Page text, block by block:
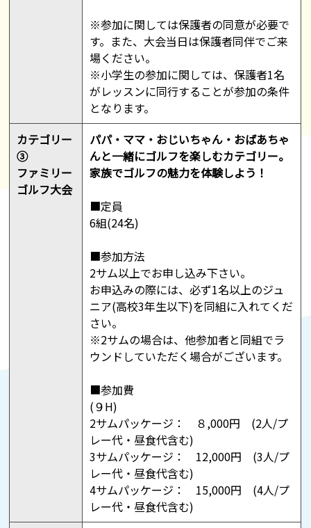
※参加に関しては保護者の同意が必要で
す。また、大会当日は保護者同伴でご来
場ください。
※小学生の参加に関しては、保護者1名
がレッスンに同行することが参加の条件
となります。
カテゴリー
③
ファミリー
ゴルフ大会
パパ・ママ・おじいちゃん・おばあちゃ
んと一緒にゴルフを楽しむカテゴリー。
家族でゴルフの魅力を体験しよう！
■定員
6組(24名)
■参加方法
2サム以上でお申し込み下さい。
お申込みの際には、必ず1名以上のジュ
ニア(高校3年生以下)を同組に入れてくだ
さい。
※2サムの場合は、他参加者と同組でラ
ウンドしていただく場合がございます。
■参加費
(９H)
2サムパッケージ： ８,000円 (2人/プ
レー代・昼食代含む)
3サムパッケージ： 12,000円 (3人/プ
レー代・昼食代含む)
4サムパッケージ： 15,000円 (4人/プ
レー代・昼食代含む)